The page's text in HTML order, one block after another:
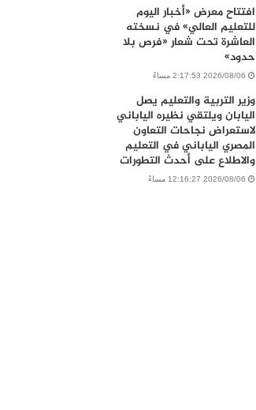
افتتاح معرض «أخبار اليوم
للتعليم العالي» في نسخته
العاشرة تحت شعار «فرص بلا
حدود»
2026/08/06 2:17:53 مساءً
وزير التربية والتعليم يصل
اليابان ويلتقي نظيره الياباني
لاستعراض نجاحات التعاون
المصري الياباني في التعليم
والاطلاع على أحدث التطورات
2026/08/06 12:16:27 مساءً